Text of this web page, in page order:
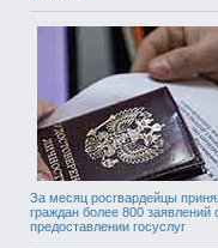
За месяц росгвардейцы
граждан более 800 заявлений
предоставлении госуслуг